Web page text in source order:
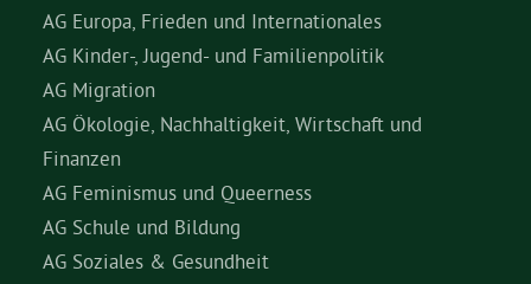
AG Europa, Frieden und Internationales
AG Kinder-, Jugend- und Familienpolitik
AG Migration
AG Ökologie, Nachhaltigkeit, Wirtschaft und
Finanzen
AG Feminismus und Queerness
AG Schule und Bildung
AG Soziales & Gesundheit